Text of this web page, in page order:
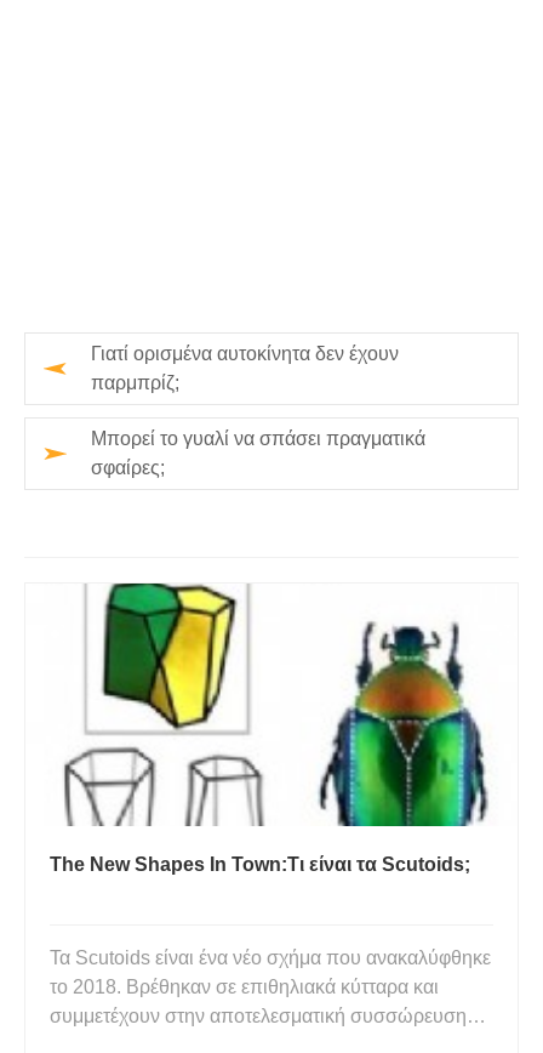
Γιατί ορισμένα αυτοκίνητα δεν έχουν
παρμπρίζ;
Μπορεί το γυαλί να σπάσει πραγματικά
σφαίρες;
The New Shapes In Town:Τι είναι τα Scutoids;
Τα Scutoids είναι ένα νέο σχήμα που ανακαλύφθηκε
το 2018. Βρέθηκαν σε επιθηλιακά κύτταρα και
συμμετέχουν στην αποτελεσματική συσσώρευση